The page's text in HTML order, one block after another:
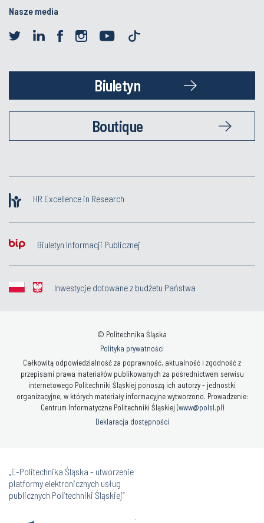
Nasze media
Biuletyn
Boutique
HR Excellence in Research
Biuletyn Informacji Publicznej
Inwestycje dotowane z budżetu Państwa
© Politechnika Śląska
Polityka prywatności
Całkowitą odpowiedzialność za poprawność, aktualność i zgodność z
przepisami prawa materiałów publikowanych za pośrednictwem serwisu
internetowego Politechniki Śląskiej ponoszą ich autorzy - jednostki
organizacyjne, w których materiały informacyjne wytworzono. Prowadzenie:
Centrum Informatyczne Politechniki Śląskiej (www@polsl.pl)
Deklaracja dostępności
„E-Politechnika Śląska - utworzenie
platformy elektronicznych usług
publicznych Politechniki Śląskiej”